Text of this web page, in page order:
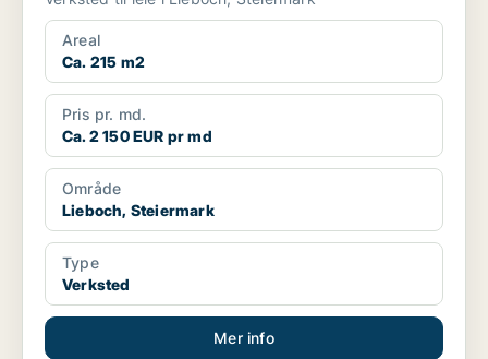
Areal
Ca. 215 m2
Pris pr. md.
Ca. 2 150 EUR pr md
Område
Lieboch, Steiermark
Type
Verksted
Mer info